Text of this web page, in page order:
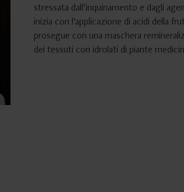
stressata dall’inquinamento e dagli
inizia con l’applicazione di acidi della
prosegue con una maschera
dei tessuti con idrolati di piante